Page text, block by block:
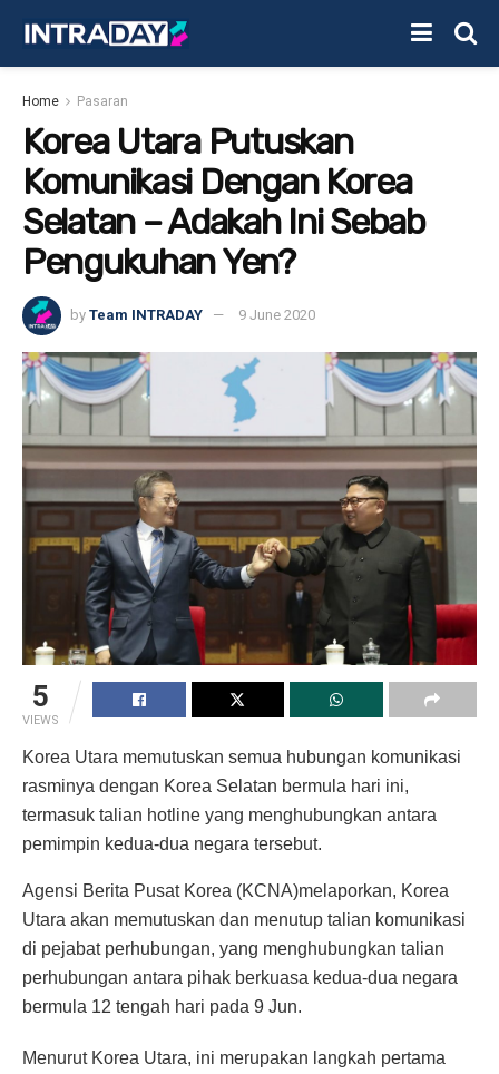
Home Pasaran
Korea Utara Putuskan
Komunikasi Dengan Korea
Selatan – Adakah Ini Sebab
Pengukuhan Yen?
by Team INTRADAY 9 June 2020
5
VIEWS
Korea Utara memutuskan semua hubungan komunikasi
rasminya dengan Korea Selatan bermula hari ini,
termasuk talian hotline yang menghubungkan antara
pemimpin kedua-dua negara tersebut.
Agensi Berita Pusat Korea (KCNA)melaporkan, Korea
Utara akan memutuskan dan menutup talian komunikasi
di pejabat perhubungan, yang menghubungkan talian
perhubungan antara pihak berkuasa kedua-dua negara
bermula 12 tengah hari pada 9 Jun.
Menurut Korea Utara, ini merupakan langkah pertama